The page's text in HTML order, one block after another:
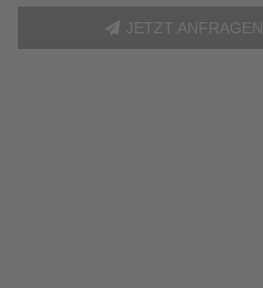
JETZT ANFRAGEN